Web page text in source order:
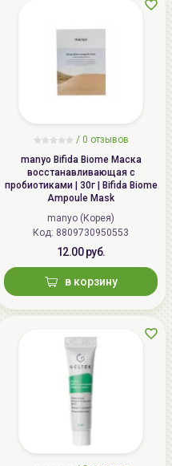
/ 0 отзывов
manyo Bifida Biome Маска
восстанавливающая с
пробиотиками | 30г | Bifida Biome
Ampoule Mask
manyo (Корея)
Код: 8809730950553
12.00 руб.
в корзину